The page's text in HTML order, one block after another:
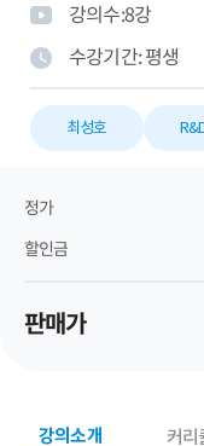
강의수:8강
수강기간:평생
최성호
정가
할인금
판매가
강의소개 커리